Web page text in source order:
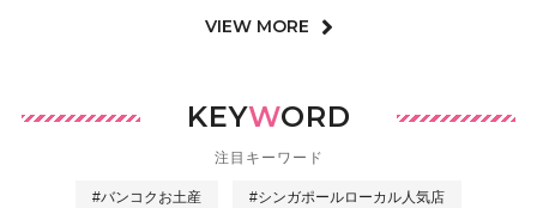
VIEW MORE
KEYWORD
注目キーワード
#バンコクお土産 #シンガポールローカル人気店